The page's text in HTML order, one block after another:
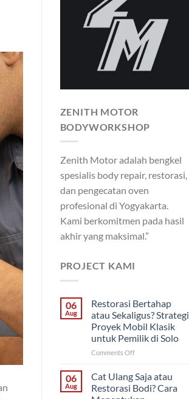
ZENITH MOTOR
BODYWORKSHOP
Zenith Motor adalah bengkel
spesialis body repair, restorasi,
dan pengecatan oven
profesional di Yogyakarta.
Kami berkomitmen pada hasil
akhir yang maksimal.”
PROJECT KAMI
06
Aug
Restorasi Bertahap
atau Sekaligus? Strategi
Proyek Mobil Klasik
untuk Pemilik di Solo
Comments Offon
Bertahap
atau
Sekaligus?
06
Aug
Cat Ulang Saja atau
Restorasi Bodi? Cara